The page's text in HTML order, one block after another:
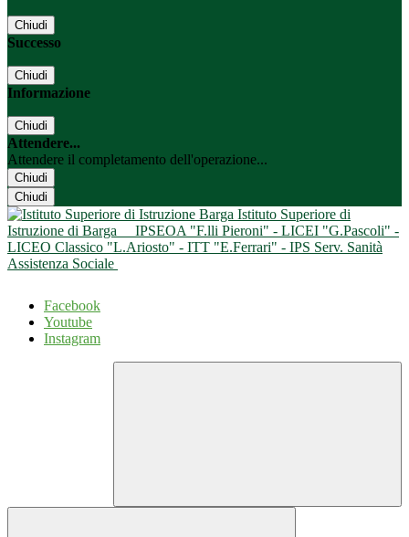
Chiudi
Successo
Chiudi
Informazione
Chiudi
Attendere...
Attendere il completamento dell'operazione...
Chiudi
Chiudi
Istituto Superiore di
Istruzione di Barga
IPSEOA "F.lli Pieroni" - LICEI "G.Pascoli" -
LICEO Classico "L.Ariosto" - ITT "E.Ferrari" - IPS Serv. Sanità
Assistenza Sociale
Facebook
Youtube
Instagram